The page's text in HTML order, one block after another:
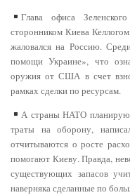
Глава офиса
сторонником Киева
жаловался на Россию.
помощи Украине», что
оружия от США в счет
рамках сделки по ресурсам.
А страны НАТО
траты на оборону,
отчитываются о росте
помогают Киеву. Правда,
существующих запасов
наверняка сделанные по